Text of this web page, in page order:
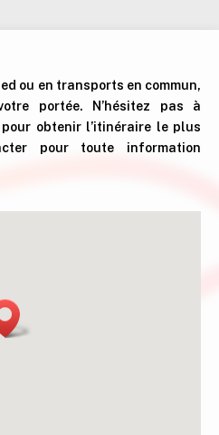
ou en transports en commun,
portée.
N’hésitez pas à
obtenir l’itinéraire le plus
pour toute information